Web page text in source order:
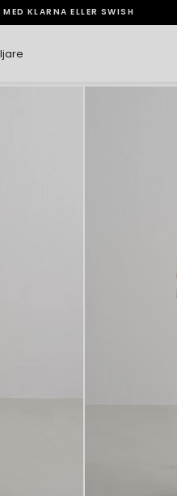
MED KLARNA ELLER SWISH